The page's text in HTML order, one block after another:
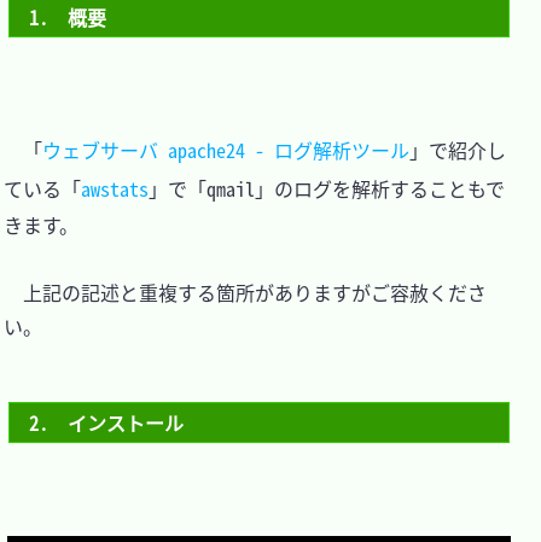
1.　概要
「ウェブサーバ apache24 - ログ解析ツール 」で紹介し
ている「awstats 」で「qmail」のログを解析することもで
きます。
上記の記述と重複する箇所がありますがご容赦くださ
い。
2.　インストール